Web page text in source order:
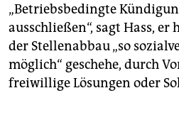
„Betriebsbedingte
ausschließen“, sagt Hass,
der Stellenabbau „so
möglich“ geschehe, durch
freiwillige Lösungen oder